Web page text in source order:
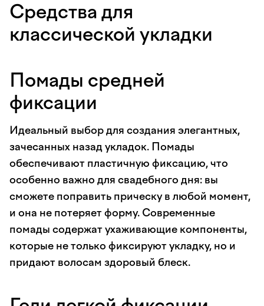
Средства для
классической укладки
Помады средней
фиксации
Идеальный выбор для создания элегантных,
зачесанных назад укладок. Помады
обеспечивают пластичную фиксацию, что
особенно важно для свадебного дня: вы
сможете поправить прическу в любой момент,
и она не потеряет форму. Современные
помады содержат ухаживающие компоненты,
которые не только фиксируют укладку, но и
придают волосам здоровый блеск.